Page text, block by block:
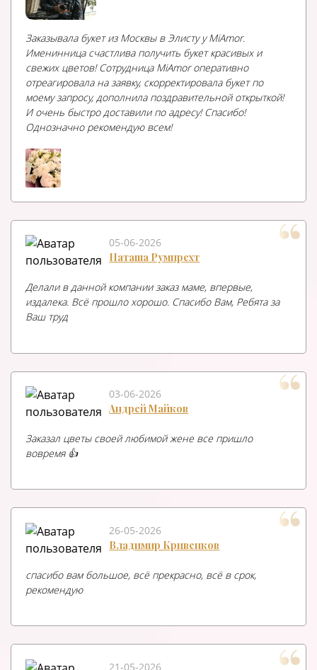
Заказывала букет из Москвы в Элисту у MiAmor.
Именинница счастлива получить букет красивых и
свежих цветов! Сотрудница MiAmor оперативно
отреагировала на заявку, скорректировала букет по
моему запросу, дополнила поздравительной открыткой!
И очень быстро доставили по адресу! Спасибо!
Однозначно рекомендую всем!
05-06-2026
Наташа Румпрехт
Делали в данной компании заказ маме, впервые,
издалека. Всё прошло хорошо. Спасибо Вам, Ребята за
Ваш труд
03-06-2026
Андрей Майков
Заказал цветы своей любимой жене все пришло
вовремя 👍
26-05-2026
Владимир Кривенков
спасибо вам большое, всё прекрасно, всё в срок,
рекомендую
21-05-2026